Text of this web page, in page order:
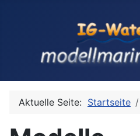
Aktuelle Seite: Startseite